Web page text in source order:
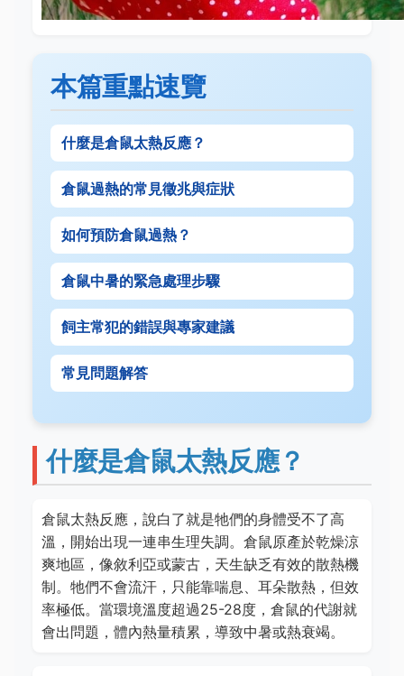
本篇重點速覽
什麼是倉鼠太熱反應？
倉鼠過熱的常見徵兆與症狀
如何預防倉鼠過熱？
倉鼠中暑的緊急處理步驟
飼主常犯的錯誤與專家建議
常見問題解答
什麼是倉鼠太熱反應？
倉鼠太熱反應，說白了就是牠們的身體受不了高
溫，開始出現一連串生理失調。倉鼠原產於乾燥涼
爽地區，像敘利亞或蒙古，天生缺乏有效的散熱機
制。牠們不會流汗，只能靠喘息、耳朵散熱，但效
率極低。當環境溫度超過25-28度，倉鼠的代謝就
會出問題，體內熱量積累，導致中暑或熱衰竭。